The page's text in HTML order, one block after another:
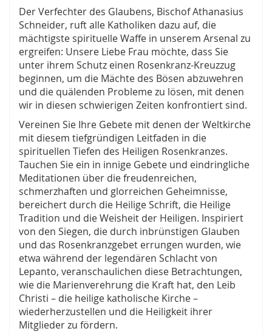
Der Verfechter des Glaubens, Bischof Athanasius
Schneider, ruft alle Katholiken dazu auf, die
mächtigste spirituelle Waffe in unserem Arsenal zu
ergreifen: Unsere Liebe Frau möchte, dass Sie
unter ihrem Schutz einen Rosenkranz-Kreuzzug
beginnen, um die Mächte des Bösen abzuwehren
und die quälenden Probleme zu lösen, mit denen
wir in diesen schwierigen Zeiten konfrontiert sind.
Vereinen Sie Ihre Gebete mit denen der Weltkirche
mit diesem tiefgründigen Leitfaden in die
spirituellen Tiefen des Heiligen Rosenkranzes.
Tauchen Sie ein in innige Gebete und eindringliche
Meditationen über die freudenreichen,
schmerzhaften und glorreichen Geheimnisse,
bereichert durch die Heilige Schrift, die Heilige
Tradition und die Weisheit der Heiligen. Inspiriert
von den Siegen, die durch inbrünstigen Glauben
und das Rosenkranzgebet errungen wurden, wie
etwa während der legendären Schlacht von
Lepanto, veranschaulichen diese Betrachtungen,
wie die Marienverehrung die Kraft hat, den Leib
Christi – die heilige katholische Kirche –
wiederherzustellen und die Heiligkeit ihrer
Mitglieder zu fördern.